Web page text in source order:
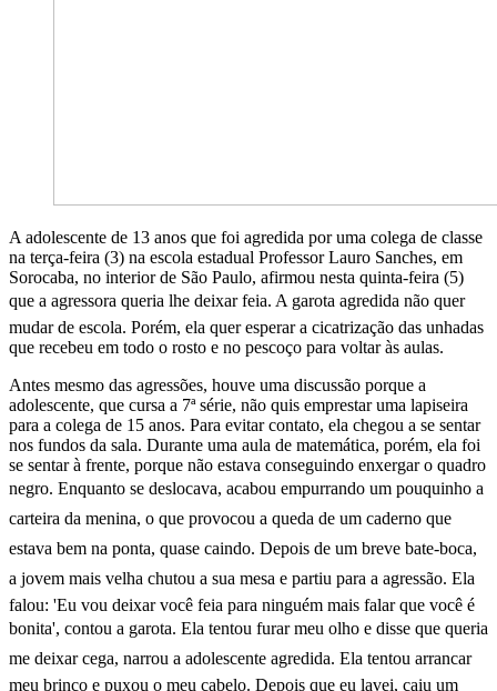
A adolescente de 13 anos que foi agredida por uma colega de classe
na terça-feira (3) na escola estadual Professor Lauro Sanches, em
Sorocaba, no interior de São Paulo, afirmou nesta quinta-feira (5)
que a agressora queria lhe deixar feia. A garota agredida não quer
mudar de escola. Porém, ela quer esperar a cicatrização das unhadas
que recebeu em todo o rosto e no pescoço para voltar às aulas.
Antes mesmo das agressões, houve uma discussão porque a
adolescente, que cursa a 7ª série, não quis emprestar uma lapiseira
para a colega de 15 anos. Para evitar contato, ela chegou a se sentar
nos fundos da sala. Durante uma aula de matemática, porém, ela foi
se sentar à frente, porque não estava conseguindo enxergar o quadro
negro. Enquanto se deslocava, acabou empurrando um pouquinho a
carteira da menina, o que provocou a queda de um caderno que
estava bem na ponta, quase caindo. Depois de um breve bate-boca,
a jovem mais velha chutou a sua mesa e partiu para a agressão. Ela
falou: 'Eu vou deixar você feia para ninguém mais falar que você é
bonita', contou a garota. Ela tentou furar meu olho e disse que queria
me deixar cega, narrou a adolescente agredida. Ela tentou arrancar
meu brinco e puxou o meu cabelo. Depois que eu lavei, caiu um